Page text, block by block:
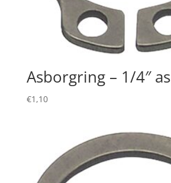
Asborgring – 1/4″ as
€1,10